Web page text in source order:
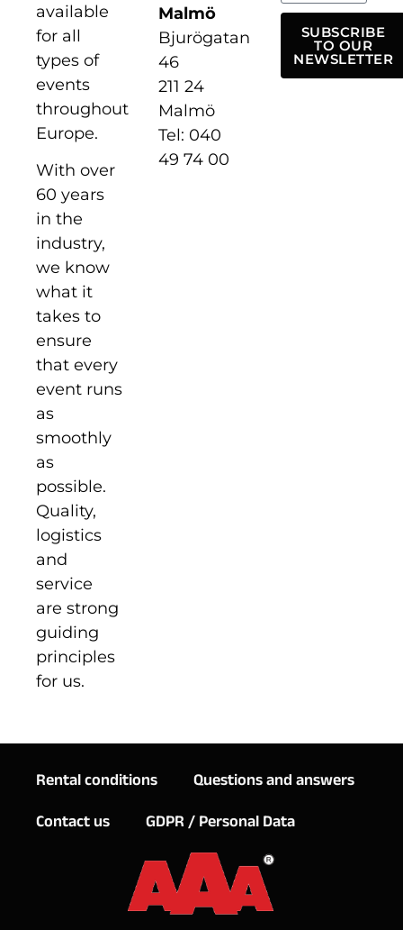
available
for all
types of
events
throughout
Europe.
With over
60 years
in the
industry,
we know
what it
takes to
ensure
that every
event runs
as
smoothly
as
possible.
Quality,
logistics
and
service
are strong
guiding
principles
for us.
Malmö
Bjurögatan
46
211 24
Malmö
Tel: 040
49 74 00
SUBSCRIBE
TO OUR
NEWSLETTER
Rental conditions
Questions and answers
Contact us
GDPR / Personal Data